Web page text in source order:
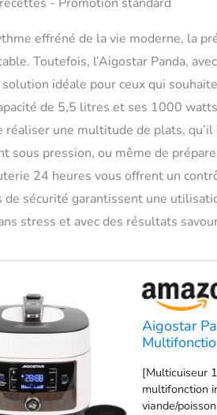
effréné de la vie moderne, la
Toutefois, l’Aigostar Panda,
idéale pour ceux qui
de 5,5 litres et ses 1000
réaliser une multitude de plats,
sous pression, ou même de
24 heures vous offrent un
de sécurité garantissent une
stress et avec des résultats
Aigostar
LED,
[Multicuiseur
multifonction
viande/